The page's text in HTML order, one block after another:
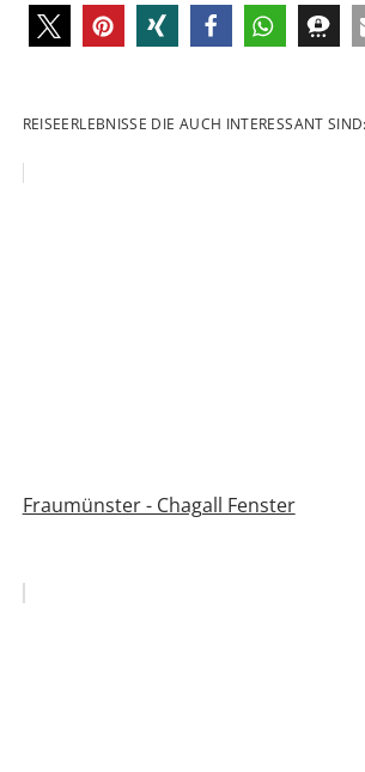
REISEERLEBNISSE DIE AUCH INTERESSANT SIND:
Fraumünster - Chagall Fenster